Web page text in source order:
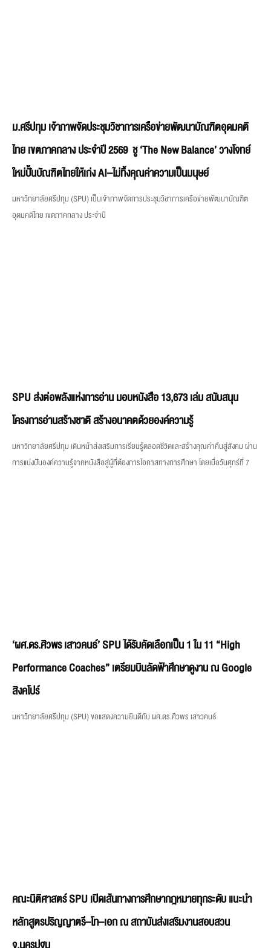
ม.ศรีปทุม เจ้าภาพจัดประชุมวิชาการเครือข่ายพัฒนาบัณฑิตอุดมคติ
ไทย เขตภาคกลาง ประจำปี 2569 ชู ‘The New Balance’ วางโจทย์
ใหม่ปั้นบัณฑิตไทยให้เก่ง AI–ไม่ทิ้งคุณค่าความเป็นมนุษย์
มหาวิทยาลัยศรีปทุม (SPU) เป็นเจ้าภาพจัดการประชุมวิชาการเครือข่ายพัฒนาบัณฑิต
อุดมคติไทย เขตภาคกลาง ประจำปี
SPU ส่งต่อพลังแห่งการอ่าน มอบหนังสือ 13,673 เล่ม สนับสนุน
โครงการอ่านสร้างชาติ สร้างอนาคตด้วยองค์ความรู้
มหาวิทยาลัยศรีปทุม เดินหน้าส่งเสริมการเรียนรู้ตลอดชีวิตและสร้างคุณค่าคืนสู่สังคม ผ่าน
การแบ่งปันองค์ความรู้จากหนังสือสู่ผู้ที่ต้องการโอกาสทางการศึกษา โดยเมื่อวันศุกร์ที่ 7
‘ผศ.ดร.ศิวพร เสาวคนธ์’ SPU ได้รับคัดเลือกเป็น 1 ใน 11 “High
Performance Coaches” เตรียมบินลัดฟ้าศึกษาดูงาน ณ Google
สิงคโปร์
มหาวิทยาลัยศรีปทุม (SPU) ขอแสดงความยินดีกับ ผศ.ดร.ศิวพร เสาวคนธ์
คณะนิติศาสตร์ SPU เปิดเส้นทางการศึกษากฎหมายทุกระดับ แนะนำ
หลักสูตรปริญญาตรี–โท–เอก ณ สถาบันส่งเสริมงานสอบสวน